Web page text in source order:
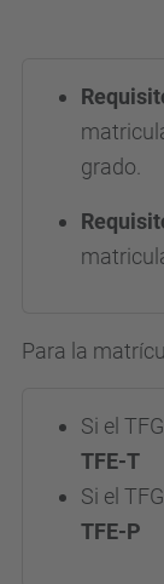
grado.
Para la
Si el
TFE-T
Si el
TFE-P